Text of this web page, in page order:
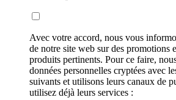
Avec votre accord, nous vous
de notre site web sur des promotions
produits pertinents. Pour ce faire,
données personnelles cryptées avec
suivants et utilisons leurs canaux de
utilisez déjà leurs services :